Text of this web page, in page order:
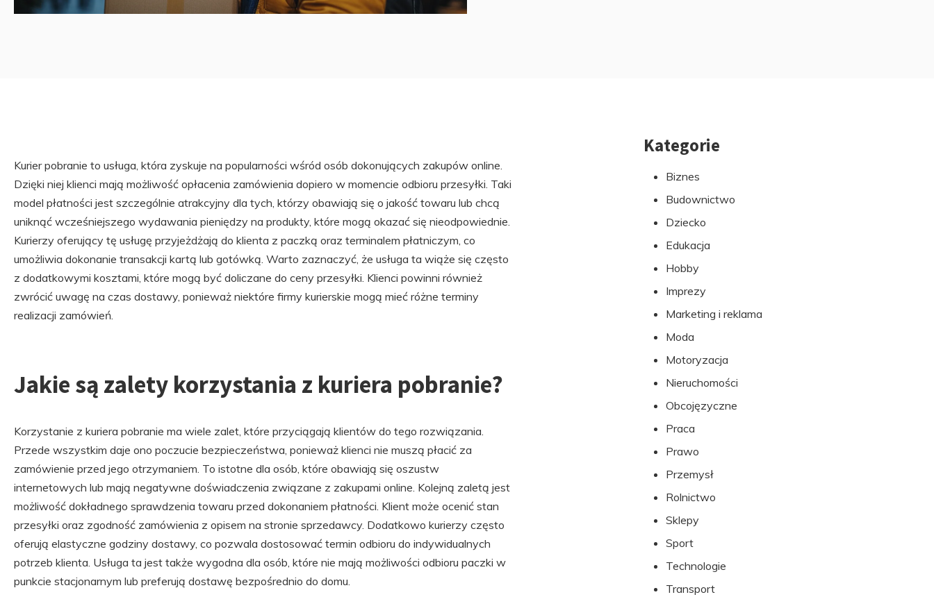
Kurier pobranie to usługa, która zyskuje na popularności wśród osób dokonujących zakupów online.
Dzięki niej klienci mają możliwość opłacenia zamówienia dopiero w momencie odbioru przesyłki. Taki
model płatności jest szczególnie atrakcyjny dla tych, którzy obawiają się o jakość towaru lub chcą
uniknąć wcześniejszego wydawania pieniędzy na produkty, które mogą okazać się nieodpowiednie.
Kurierzy oferujący tę usługę przyjeżdżają do klienta z paczką oraz terminalem płatniczym, co
umożliwia dokonanie transakcji kartą lub gotówką. Warto zaznaczyć, że usługa ta wiąże się często
z dodatkowymi kosztami, które mogą być doliczane do ceny przesyłki. Klienci powinni również
zwrócić uwagę na czas dostawy, ponieważ niektóre firmy kurierskie mogą mieć różne terminy
realizacji zamówień.
Jakie są zalety korzystania z kuriera pobranie?
Korzystanie z kuriera pobranie ma wiele zalet, które przyciągają klientów do tego rozwiązania.
Przede wszystkim daje ono poczucie bezpieczeństwa, ponieważ klienci nie muszą płacić za
zamówienie przed jego otrzymaniem. To istotne dla osób, które obawiają się oszustw
internetowych lub mają negatywne doświadczenia związane z zakupami online. Kolejną zaletą jest
możliwość dokładnego sprawdzenia towaru przed dokonaniem płatności. Klient może ocenić stan
przesyłki oraz zgodność zamówienia z opisem na stronie sprzedawcy. Dodatkowo kurierzy często
oferują elastyczne godziny dostawy, co pozwala dostosować termin odbioru do indywidualnych
potrzeb klienta. Usługa ta jest także wygodna dla osób, które nie mają możliwości odbioru paczki w
punkcie stacjonarnym lub preferują dostawę bezpośrednio do domu.
PrzejdźKategorie
Biznes
Budownictwo
Dziecko
Edukacja
Hobby
Imprezy
Marketing i reklama
Moda
Motoryzacja
Nieruchomości
Obcojęzyczne
Praca
Prawo
Przemysł
Rolnictwo
Sklepy
Sport
Technologie
Transport